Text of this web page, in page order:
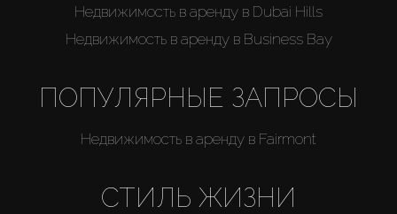
Недвижимость в аренду в Dubai Hills
Недвижимость в аренду в Business Bay
ПОПУЛЯРНЫЕ ЗАПРОСЫ
Недвижимость в аренду в Fairmont
СТИЛЬ ЖИЗНИ